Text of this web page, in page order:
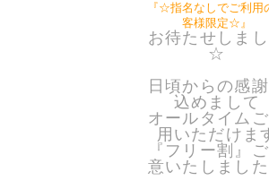
『☆指名なしでご利用
客様限定☆』
お待たせしま
☆
日頃からの感
込めまして
オールタイム
用いただけま
『フリー割』
意いたしまし